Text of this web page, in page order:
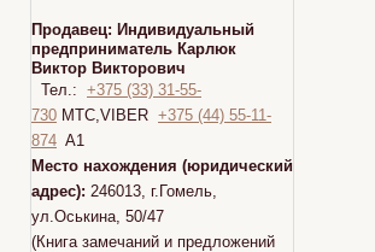
Продавец: Индивидуальный
предприниматель Карлюк
Виктор Викторович
Тел.: +375 (33) 31-55-
730 МТС,VIBER +375 (44) 55-11-
874 A1
Место нахождения (юридический
адрес): 246013, г.Гомель,
ул.Оськина, 50/47
(Книга замечаний и предложений